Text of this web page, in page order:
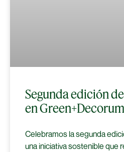
Segunda edición
en
Celebramos la segunda
una iniciativa sostenible que